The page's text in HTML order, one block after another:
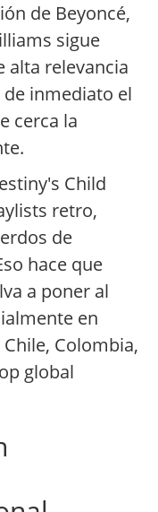
de Beyoncé,
sigue
alta relevancia
inmediato el
cerca la
Child
retro,
de
hace que
a poner al
en
Colombia,
global